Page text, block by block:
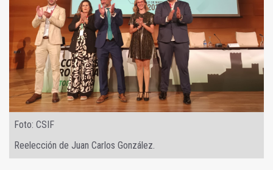
Foto: CSIF
Reelección de Juan Carlos González.